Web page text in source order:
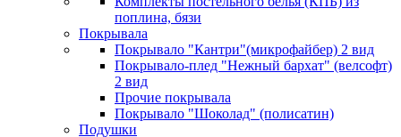
поплина, бязи
Покрывала
Покрывало "Кантри"(микрофайбер) 2 вид
Покрывало-плед "Нежный бархат" (велсофт)
2 вид
Прочие покрывала
Покрывало "Шоколад" (полисатин)
Подушки